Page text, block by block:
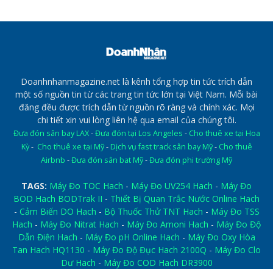
Doanhnhanmagazine.net là kênh tổng hợp tin tức trích dẫn
một số nguồn tin từ các trang tin tức lớn tại Việt Nam. Mỗi bài
đăng đều được trích dẫn từ nguồn rõ ràng và chính xác. Mọi
chi tiết xin vui lòng liên hệ qua email của chúng tôi.
Đưa đón sân bay LAX-Đưa đón tại Los Angeles - Cho thuê xe tại Hoa
Kỳ- Cho thuê xe tại Mỹ- Dịch vụ fast track sân bay Mỹ- Cho thuê
Airbnb -Đưa đón sân bat Mỹ-Đưa đón phi trường Mỹ
TAGS: Máy Đo TOC Hach - Máy Đo UV254 Hach - Máy Đo
BOD Hach BODTrak II - Thiết Bị Quan Trắc Nước Online Hach
- Cảm Biến DO Hach - Bộ Thuốc Thử TNT Hach - Máy Đo TSS
Hach - Máy Đo Nitrat Hach - Máy Đo Amoni Hach - Máy Đo Độ
Dẫn Điện Hach - Máy Đo pH Online Hach - Máy Đo Oxy Hòa
Tan Hach HQ1130 - Máy Đo Độ Đục Hach 2100Q - Máy Đo Clo
Dư Hach - Máy Đo COD Hach DR3900